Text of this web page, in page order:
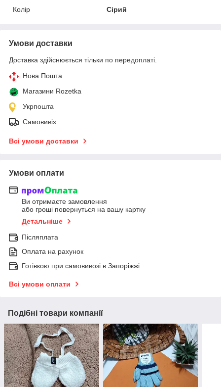
Колір
Сірий
Умови доставки
Доставка здійснюється тільки по передоплаті.
Нова Пошта
Магазини Rozetka
Укрпошта
Самовивіз
Всі умови доставки
Умови оплати
Ви отримаєте замовлення
або гроші повернуться на вашу картку
Детальніше
Післяплата
Оплата на рахунок
Готівкою при самовивозі в Запоріжжі
Всі умови оплати
Подібні товари компанії